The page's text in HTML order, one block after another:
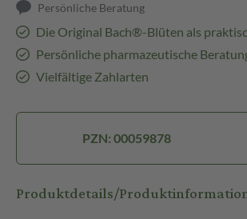
Persönliche Beratung
Die Original Bach®-Blüten als
Persönliche pharmazeutische
Vielfältige Zahlarten
PZN: 00059878
Produktdetails/